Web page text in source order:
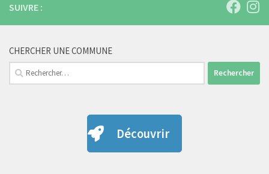
SUIVRE :
CHERCHER UNE COMMUNE
Rechercher :
Découvrir